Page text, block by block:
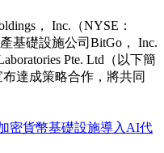
， Inc.（NYSE：
基礎設施公司BitGo， Inc.
Pte. Ltd（以下簡
布達成策略合作，將共同
密貨幣基礎設施導入AI代